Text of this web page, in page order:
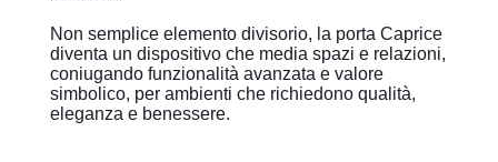
Non semplice elemento divisorio, la porta Caprice
diventa un dispositivo che media spazi e relazioni,
coniugando funzionalità avanzata e valore
simbolico, per ambienti che richiedono qualità,
eleganza e benessere.